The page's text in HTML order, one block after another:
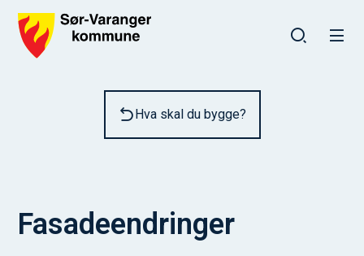
Hva skal du bygge?
Fasadeendringer